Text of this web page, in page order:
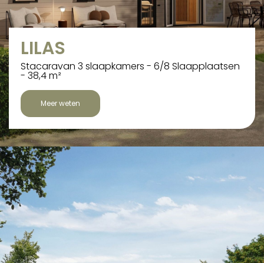
LILAS
Stacaravan 3 slaapkamers - 6/8 Slaapplaatsen
- 38,4 m²
Meer weten